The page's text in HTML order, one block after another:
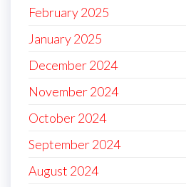
February 2025
January 2025
December 2024
November 2024
October 2024
September 2024
August 2024